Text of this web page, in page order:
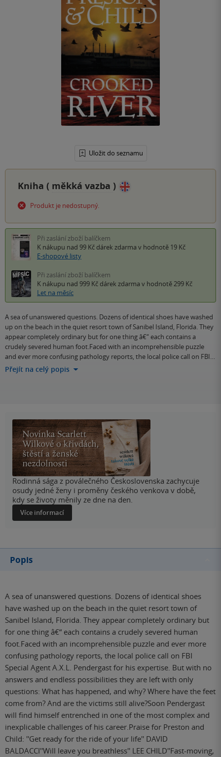
Uložit do seznamu
Kniha ( měkká vazba )
Produkt je nedostupný.
Při zaslání zboží balíčkem
K nákupu nad 99 Kč dárek zdarma v hodnotě 19 Kč
E-shopové listy
Při zaslání zboží balíčkem
K nákupu nad 999 Kč dárek zdarma v hodnotě 299 Kč
Let na měsíc
A sea of unanswered questions. Dozens of identical shoes have washed
up on the beach in the quiet resort town of Sanibel Island, Florida. They
appear completely ordinary but for one thing â€“ each contains a
crudely severed human foot.Faced with an incomprehensible puzzle
and ever more confusing pathology reports, the local police call on FBI…
Přejít na celý popis
Rodinná sága z poválečného Československa zachycuje
osudy jedné ženy i proměny českého venkova v době,
kdy se životy měnily ze dne na den.
Více informací
Popis
A sea of unanswered questions. Dozens of identical shoes
have washed up on the beach in the quiet resort town of
Sanibel Island, Florida. They appear completely ordinary but
for one thing â€“ each contains a crudely severed human
foot.Faced with an incomprehensible puzzle and ever more
confusing pathology reports, the local police call on FBI
Special Agent A.X.L. Pendergast for his expertise. But with no
answers and endless possibilities they are left with only
questions: What has happened, and why? Where have the feet
come from? And are the victims still alive?Soon Pendergast
will find himself entrenched in one of the most complex and
inexplicable challenges of his career.Praise for Preston and
Child: ''Get ready for the ride of your life'' DAVID
BALDACCI''Will leave you breathless'' LEE CHILD''Fast-moving,